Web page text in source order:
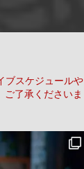
ブスケジュールや
了承くださいま